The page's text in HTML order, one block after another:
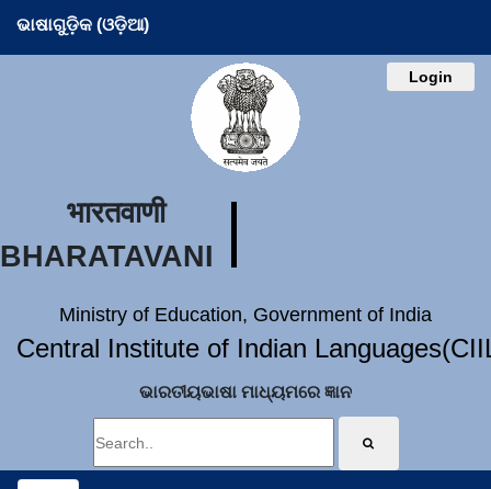
ଭାଷାଗୁଡ଼ିକ (ଓଡ଼ିଆ)
Login
भारतवाणी
BHARATAVANI
Ministry of Education, Government of India
Central Institute of Indian
ଭାରତୀୟଭାଷା ମାଧ୍ୟମରେ ଜ୍ଞାନ